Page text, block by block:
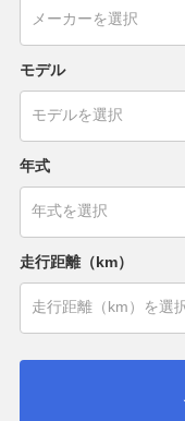
モデル
年式
走行距離（km）